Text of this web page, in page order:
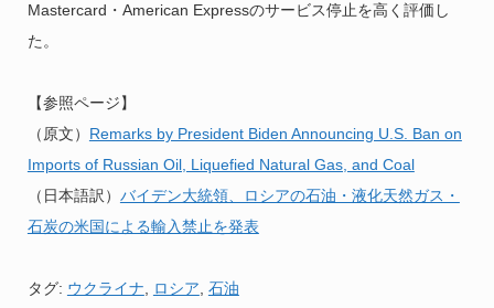
Mastercard・American Expressのサービス停止を高く評価し
た。
【参照ページ】
（原文） Remarks by President Biden Announcing U.S. Ban on
Imports of Russian Oil, Liquefied Natural Gas, and Coal
（日本語訳） バイデン大統領、ロシアの石油・液化天然ガス・
石炭の米国による輸入禁止を発表
タグ: ウクライナ ロシア 石油